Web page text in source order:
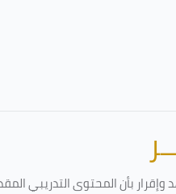
بأن المحتوى التدريبي